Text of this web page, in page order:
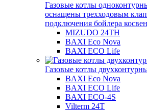
Газовые котлы
оснащены трехходовым
подключения бойлера
MIZUDO 24TН
BAXI Eco Nova
BAXI ECO Life
Газовые котлы
BAXI Eco Nova
BAXI ECO Life
BAXI ECO-4S
Vilterm 24T